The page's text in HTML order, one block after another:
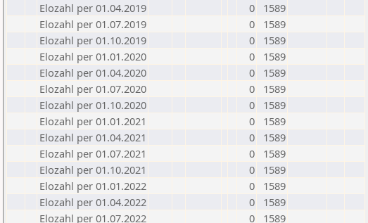
Elozahl per 01.04.2019
0
1589
Elozahl per 01.07.2019
0
1589
Elozahl per 01.10.2019
0
1589
Elozahl per 01.01.2020
0
1589
Elozahl per 01.04.2020
0
1589
Elozahl per 01.07.2020
0
1589
Elozahl per 01.10.2020
0
1589
Elozahl per 01.01.2021
0
1589
Elozahl per 01.04.2021
0
1589
Elozahl per 01.07.2021
0
1589
Elozahl per 01.10.2021
0
1589
Elozahl per 01.01.2022
0
1589
Elozahl per 01.04.2022
0
1589
Elozahl per 01.07.2022
0
1589